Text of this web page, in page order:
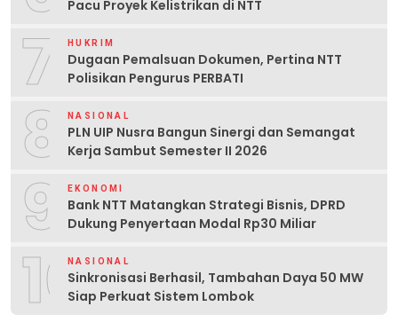
Pacu Proyek Kelistrikan di NTT
7 HUKRIM
Dugaan Pemalsuan Dokumen, Pertina NTT
Polisikan Pengurus PERBATI
8 NASIONAL
PLN UIP Nusra Bangun Sinergi dan Semangat
Kerja Sambut Semester II 2026
9 EKONOMI
Bank NTT Matangkan Strategi Bisnis, DPRD
Dukung Penyertaan Modal Rp30 Miliar
10NASIONAL
Sinkronisasi Berhasil, Tambahan Daya 50 MW
Siap Perkuat Sistem Lombok